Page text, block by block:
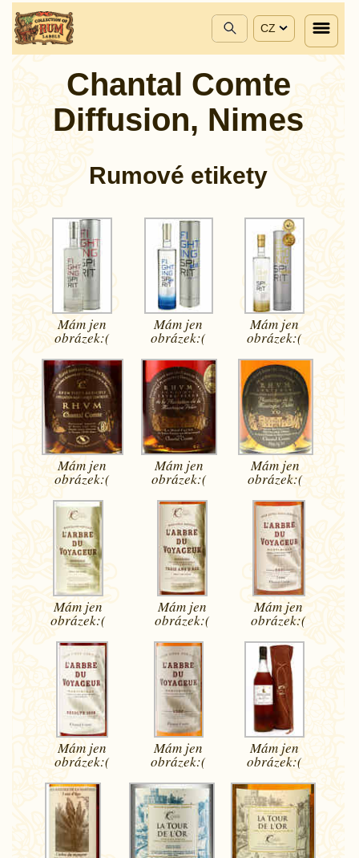
CZ
Chantal Comte
Diffusion, Nimes
Rumové etikety
Mám jen
obrázek:(
Mám jen
obrázek:(
Mám jen
obrázek:(
Mám jen
obrázek:(
Mám jen
obrázek:(
Mám jen
obrázek:(
Mám jen
obrázek:(
Mám jen
obrázek:(
Mám jen
obrázek:(
Mám jen
obrázek:(
Mám jen
obrázek:(
Mám jen
obrázek:(